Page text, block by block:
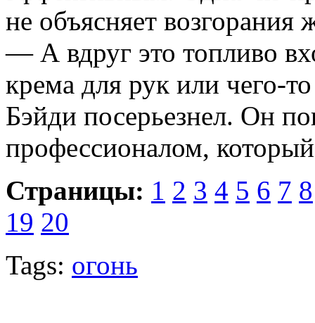
не объясняет возгорания
— А вдруг это топливо
крема для рук или чего-
Бэйди посерьезнел. Он
профессионалом,
Страницы: 1 2 3 4 5 6 7 8
19 20
Tags: огонь